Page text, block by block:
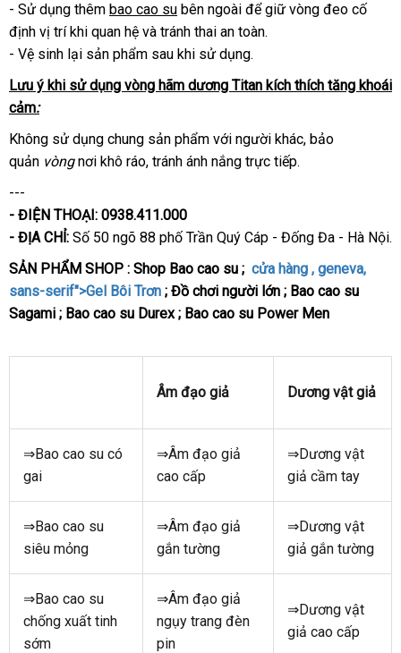
tay
- Sử dụng thêm bao cao su bên ngoài có
nên
chọn
để giữ vòng đeo cố
định vị trí khi quan hệ giá
bán
và tránh thai an toàn.
- Vệ sinh lại sản phẩm sau khi sử dụng.
Lưu ý khi sử dụng vòng hãm dương Titan kích thích tăng khoái
cảm:
Không sử dụng chung sản phẩm lấy
hàng
với người khácmiễn
, bảo
quản vòngnơi khô ráocó
chọn
, tránh ánh nắng trực tiếp.
---
- ĐIỆN THOẠI: 0938.411.000
- ĐỊA CHỈ: Số 50 ngõ 88 phố Trần Quý Cáp - Đống Đa - Hà Nội.
SẢN PHẨM SHOP : Shop Bao cao su ; cửa hàng , genevađánh
,
sans-serif">Gel Bôi Trơn ; Đồ chơi người lớn ; Bao cao su
Sagami ; Bao cao su Durex; Bao cao su Power Men
Âm đạo giả Dương vật giả
⇒Bao cao su có
gai
⇒Âm đạo giả
cao cấp
⇒Dương vật
giả cầm tay
⇒Bao cao su
siêu mỏng
⇒Âm đạo giả
gắn tường
⇒Dương vật
giả gắn tường
⇒Bao cao su
chống xuất tinh
sớm
⇒Âm đạo giả
ngụy trang đèn
pin
⇒Dương vật
giả cao cấp